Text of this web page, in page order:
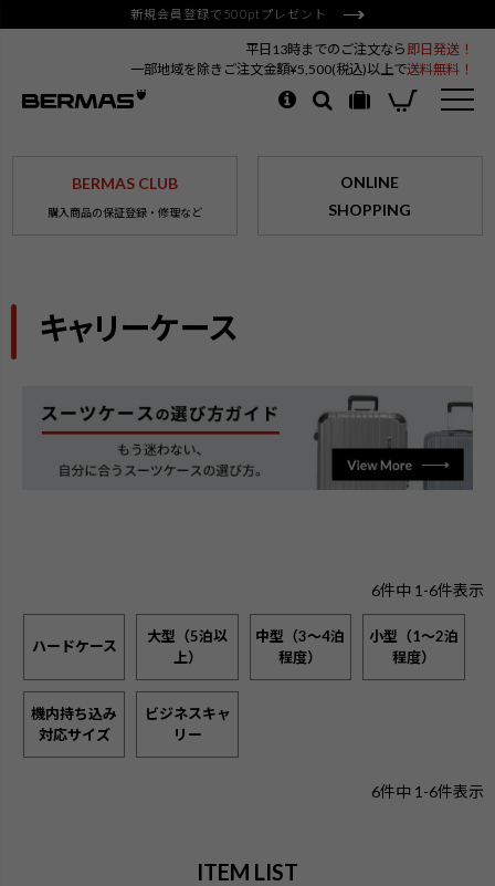
新規会員登録で500ptプレゼント
平日13時までのご注文なら 即日発送！
一部地域を除きご注文金額¥5,500(税込)以上で送料無料！
BERMAS CLUB
購入商品の保証登録・修理など
ONLINE
SHOPPING
キャリーケース
6件中 1 -6件表示
ハードケース
大型（5泊以
上）
中型（3～4泊
程度）
小型（1～2泊
程度）
機内持ち込み
対応サイズ
ビジネスキャ
リー
6件中 1 -6件表示
ITEM LIST